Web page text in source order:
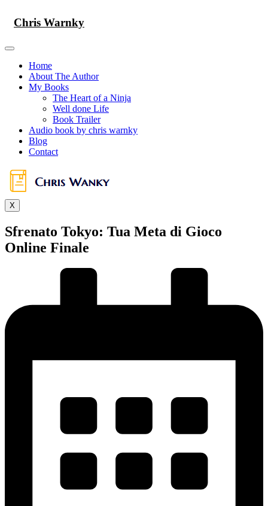
content
Chris Warnky
Home
About The Author
My Books
The Heart of a Ninja
Well done Life
Book Trailer
Audio book by chris warnky
Blog
Contact
X
Sfrenato Tokyo: Tua Meta di Gioco
Online Finale